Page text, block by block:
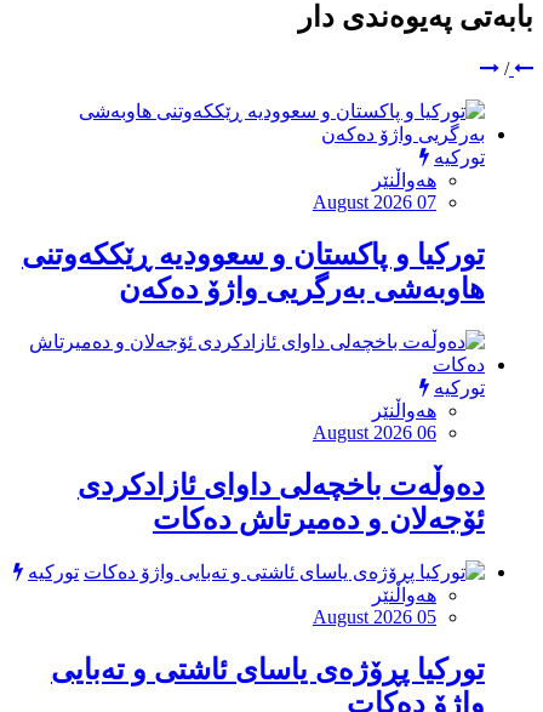
بابەتی پەیوەندی دار
/
تورکیە
هەواڵنێر
August 2026 07
تورکیا و پاکستان و سعوودیە ڕێککەوتنی
هاوبەشی بەرگریی واژۆ دەکەن
تورکیە
هەواڵنێر
August 2026 06
دەوڵەت باخچەلی داوای ئازادکردی
ئۆجەلان و دەمیرتاش دەکات
تورکیە
هەواڵنێر
August 2026 05
توركیا پڕۆژەی یاسای ئاشتی و تەبایی
واژۆ دەكات